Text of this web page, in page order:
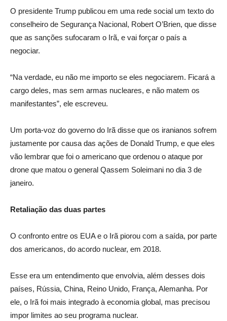
O presidente Trump publicou em uma rede social um texto do
conselheiro de Segurança Nacional, Robert O’Brien, que disse
que as sanções sufocaram o Irã, e vai forçar o país a
negociar.
“Na verdade, eu não me importo se eles negociarem. Ficará a
cargo deles, mas sem armas nucleares, e não matem os
manifestantes”, ele escreveu.
Um porta-voz do governo do Irã disse que os iranianos sofrem
justamente por causa das ações de Donald Trump, e que eles
vão lembrar que foi o americano que ordenou o ataque por
drone que matou o general Qassem Soleimani no dia 3 de
janeiro.
Retaliação das duas partes
O confronto entre os EUA e o Irã piorou com a saída, por parte
dos americanos, do acordo nuclear, em 2018.
Esse era um entendimento que envolvia, além desses dois
países, Rússia, China, Reino Unido, França, Alemanha. Por
ele, o Irã foi mais integrado à economia global, mas precisou
impor limites ao seu programa nuclear.